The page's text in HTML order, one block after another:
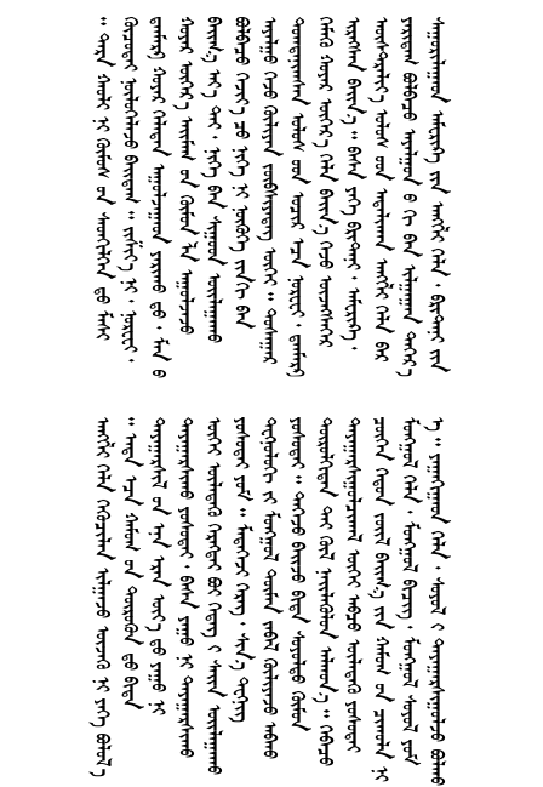
                                                                            
                                                                            